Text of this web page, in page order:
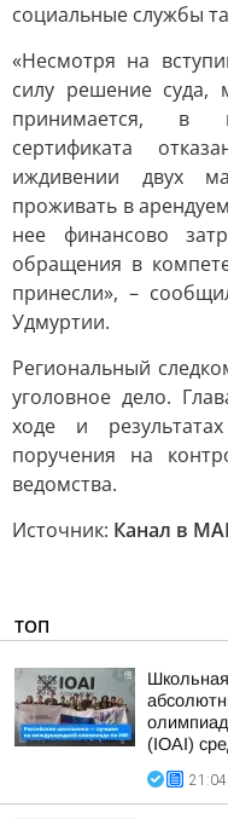
социальные службы
«Несмотря на
силу решение суда,
принимается, в
сертификата
иждивении двух
проживать в
нее финансово
обращения в
принесли», –
Удмуртии.
Региональный
уголовное дело.
ходе и
поручения на
ведомства.
Источник: Канал в
ТОП
(IOAI)
21:04